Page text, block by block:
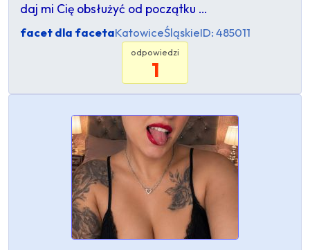
daj mi Cię obsłużyć od początku …
facet dla facetaKatowiceŚląskieID: 485011
odpowiedzi
1